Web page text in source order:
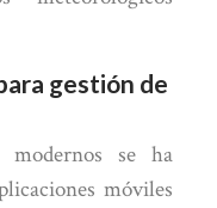
gestión de
se ha
móviles